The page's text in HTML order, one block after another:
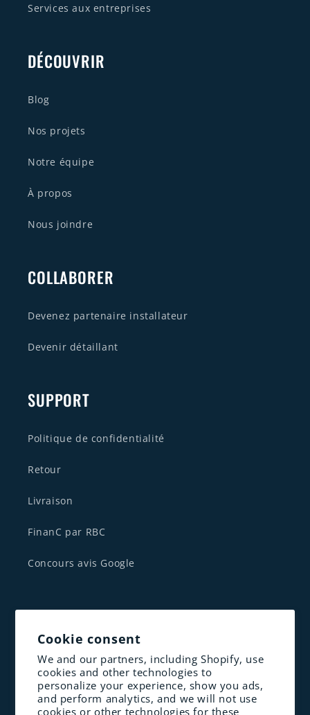
Cookie consent
We and our partners, including Shopify, use
cookies and other technologies to
personalize your experience, show you ads,
and perform analytics, and we will not use
cookies or other technologies for these
Services aux entreprises
DÉCOUVRIR
Blog
Nos projets
Notre équipe
À propos
Nous joindre
COLLABORER
Devenez partenaire installateur
Devenir détaillant
SUPPORT
Politique de confidentialité
Retour
Livraison
FinanC par RBC
Concours avis Google
CONTACTEZ NOUS
1 833-341-1830
contact@altenergie.ca